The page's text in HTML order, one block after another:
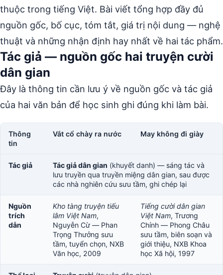
thuộc trong tiếng Việt. Bài viết tổng hợp đầy đủ
nguồn gốc, bố cục, tóm tắt, giá trị nội dung — nghệ
thuật và những nhận định hay nhất về hai tác phẩm.
Tác giả — nguồn gốc hai truyện cười
dân gian
Đây là thông tin cần lưu ý về nguồn gốc và tác giả
của hai văn bản để học sinh ghi đúng khi làm bài.
Thông
tin
Vắt cổ chày ra nước May không đi giày
Tác giả Tác giả dân gian (khuyết danh) — sáng tác và
lưu truyền qua truyền miệng dân gian, sau được
các nhà nghiên cứu sưu tầm, ghi chép lại
Nguồn
trích
dẫn
Kho tàng truyện tiếu
lâm Việt Nam,
Nguyễn Cừ — Phan
Trọng Thưởng sưu
tầm, tuyển chọn, NXB
Văn học, 2009
Tiếng cười dân gian
Việt Nam, Trương
Chính — Phong Châu
sưu tầm, biên soạn và
giới thiệu, NXB Khoa
học Xã hội, 1997